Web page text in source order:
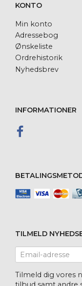
KONTO
Min konto
Adressebog
Ønskeliste
Ordrehistorik
Nyhedsbrev
INFORMATIONER
TILMELD
Email-
adresse
Tilmeld dig vores